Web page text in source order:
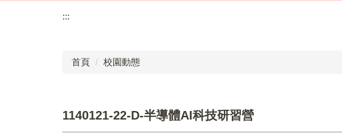
:::
首頁 校園動態
1140121-22-D-半導體AI科技研習營